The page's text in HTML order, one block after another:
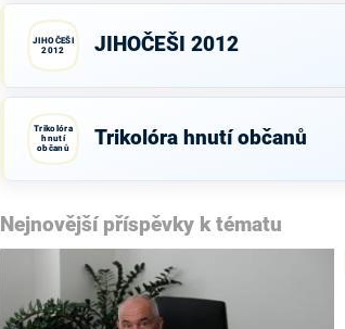
JIHOČEŠI
2012
JIHOČEŠI 2012
Trikolóra
hnutí
občanů
Trikolóra hnutí občanů
Nejnovější příspěvky k tématu